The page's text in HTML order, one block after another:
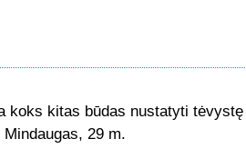
koks kitas būdas nustatyti
29 m.